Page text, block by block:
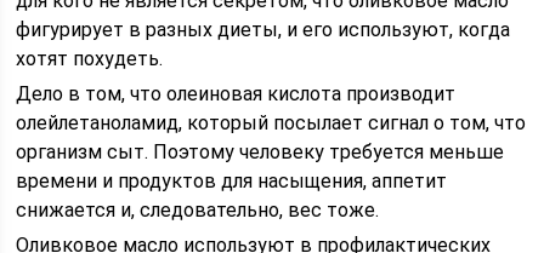
фигурирует в разных диеты, и его используют, когда
хотят похудеть.
Дело в том, что олеиновая кислота производит
олейлетаноламид, который посылает сигнал о том, что
организм сыт. Поэтому человеку требуется меньше
времени и продуктов для насыщения, аппетит
снижается и, следовательно, вес тоже.
Оливковое масло используют в профилактических